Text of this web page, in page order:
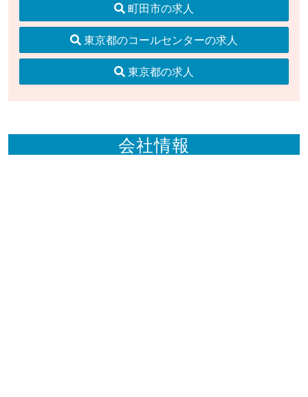
町田市の求人
東京都のコールセンターの求人
東京都の求人
会社情報